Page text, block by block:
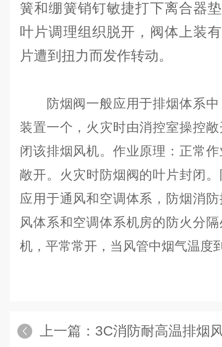
簧和绷簧销钉敏捷打下离合器
叶片调理组织脱开，阀体上装
片遭到扭力而发作转动。
防烟阀一般应用于排烟体系中
装置一个，火灾时由消控室操控
闭该排烟风机。作业原理：正常
敞开。火灾时防烟阀的叶片封闭
应用于通风和空调体系，防烟消
风体系和空调体系机房的防火分
机，平常常开，当风管中烟气温度
上一篇： 3C消防耐高温排烟